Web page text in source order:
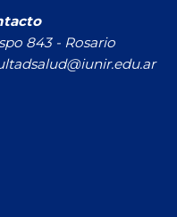
843 - Rosario